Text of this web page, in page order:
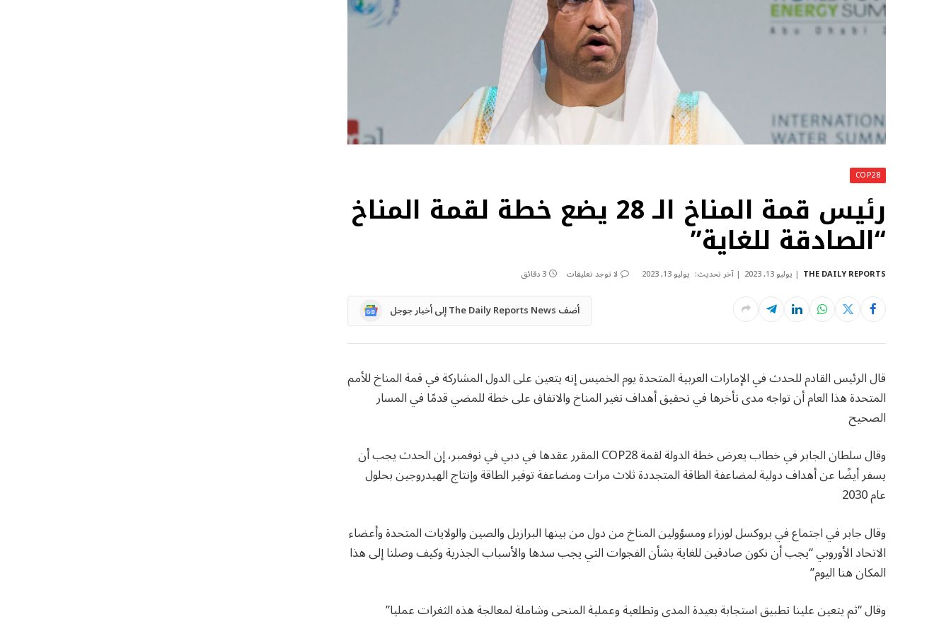
COP28
رئيس قمة المناخ الـ 28 يضع خطة لقمة المناخ
“الصادقة للغاية”
THE DAILY REPORTS يوليو 13, 2023 آخر تحديث: يوليو 13, 2023 لا توجد تعليقات 3 دقائق
أضف The Daily Reports News إلى أخبار جوجل Google
News
قال الرئيس القادم للحدث في الإمارات العربية المتحدة يوم الخميس إنه يتعين على الدول المشاركة في قمة المناخ للأمم
المتحدة هذا العام أن تواجه مدى تأخرها في تحقيق أهداف تغير المناخ والاتفاق على خطة للمضي قدمًا في المسار
الصحيح
وقال سلطان الجابر في خطاب يعرض خطة الدولة لقمة COP28 المقرر عقدها في دبي في نوفمبر، إن الحدث يجب أن
يسفر أيضًا عن أهداف دولية لمضاعفة الطاقة المتجددة ثلاث مرات ومضاعفة توفير الطاقة وإنتاج الهيدروجين بحلول
عام 2030
وقال جابر في اجتماع في بروكسل لوزراء ومسؤولين المناخ من دول من بينها البرازيل والصين والولايات المتحدة وأعضاء
الاتحاد الأوروبي “يجب أن نكون صادقين للغاية بشأن الفجوات التي يجب سدها والأسباب الجذرية وكيف وصلنا إلى هذا
المكان هنا اليوم”
وقال “ثم يتعين علينا تطبيق استجابة بعيدة المدى وتطلعية وعملية المنحى وشاملة لمعالجة هذه الثغرات عمليا”